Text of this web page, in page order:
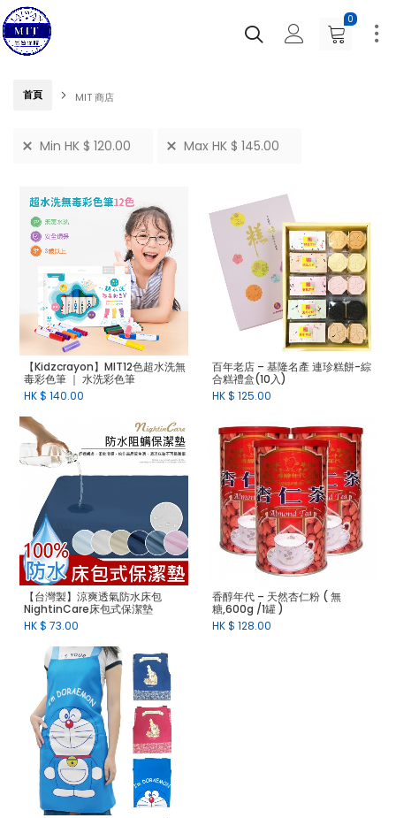
0
首頁 MIT 商店
Min HK $ 120.00 Max HK $ 145.00
【Kidzcrayon】MIT12色超水洗無
毒彩色筆 ｜ 水洗彩色筆
HK $ 140.00
百年老店 – 基隆名產 連珍糕餅-綜
合糕禮盒(10入)
HK $ 125.00
【台灣製】涼爽透氣防水床包
NightinCare床包式保潔墊
HK $ 73.00
香醇年代 – 天然杏仁粉 ( 無
糖,600g /1罐 )
HK $ 128.00